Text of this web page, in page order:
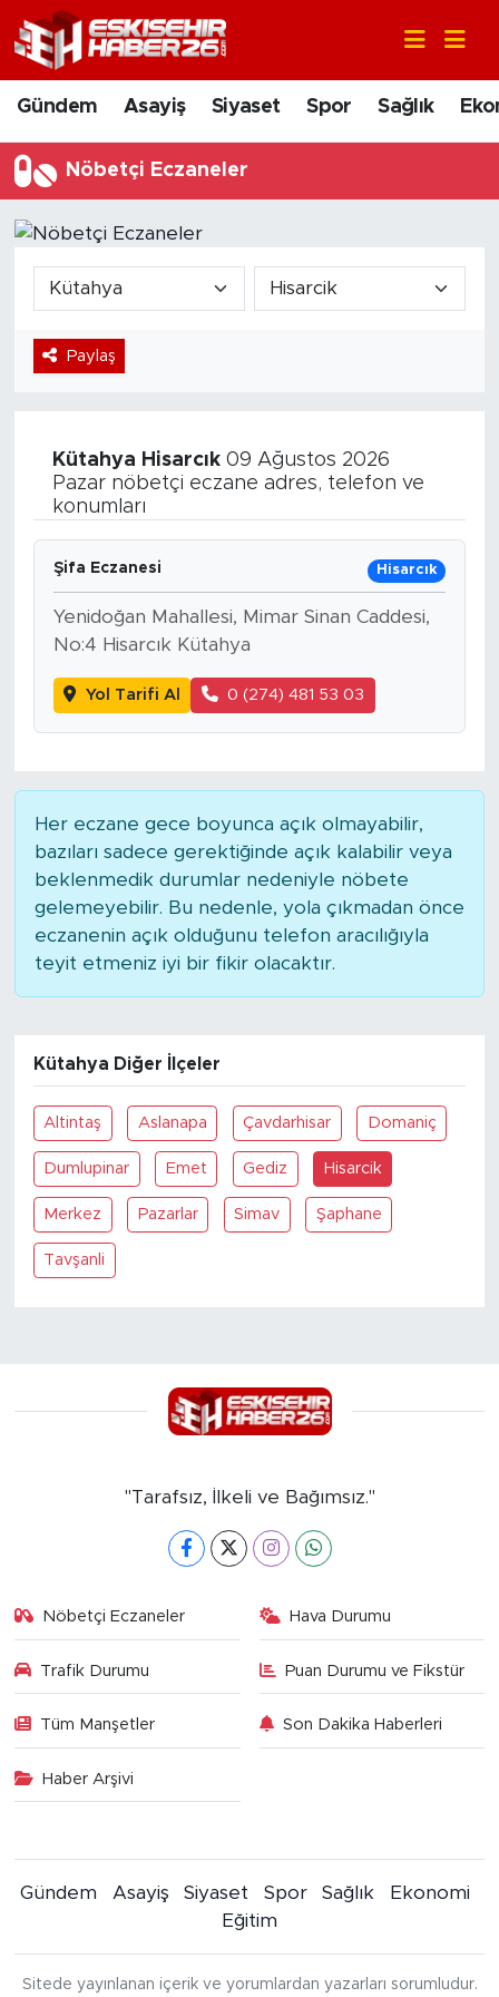
Gündem Asayiş Siyaset Spor Sağlık
Nöbetçi Eczaneler
Paylaş
Kütahya Hisarcık09 Ağustos 2026
Pazar nöbetçi eczane adres, telefon ve
konumları
Şifa Eczanesi Hisarcık
Yenidoğan Mahallesi, Mimar Sinan Caddesi,
No:4 Hisarcık Kütahya
Yol Tarifi Al 0 (274) 481 53 03
Her eczane gece boyunca açık olmayabilir,
bazıları sadece gerektiğinde açık kalabilir veya
beklenmedik durumlar nedeniyle nöbete
gelemeyebilir. Bu nedenle, yola çıkmadan önce
eczanenin açık olduğunu telefon aracılığıyla
teyit etmeniz iyi bir fikir olacaktır.
Kütahya Diğer İlçeler
Altintaş Aslanapa Çavdarhisar Domaniç
Dumlupinar Emet Gediz Hisarcik
Merkez Pazarlar Simav Şaphane
Tavşanli
"Tarafsız, İlkeli ve Bağımsız."
Nöbetçi Eczaneler Hava Durumu
Trafik Durumu Puan Durumu ve Fikstür
Tüm Manşetler Son Dakika Haberleri
Haber Arşivi
Gündem Asayiş Siyaset Spor Sağlık
Ekonomi
Eğitim
Sitede yayınlanan içerik ve yorumlardan yazarları sorumludur.
Gündem
Asayiş
Siyaset
Sağlık
Ekonomi
Sanat
Bölge
Teknoloji
Magazin
Dünya
Nöbetçi Eczaneler
Hava Durumu
Trafik Durumu
Tüm Manşetler
Son Dakika Haberleri